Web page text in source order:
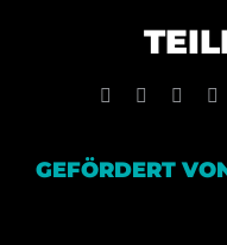
Facebook Reddit
GEFÖRDERT